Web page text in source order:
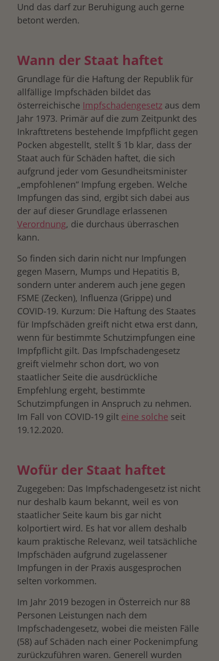
Und das darf zur Beruhigung auch gerne
betont werden.
Wann der Staat haftet
Grundlage für die Haftung der Republik für
allfällige Impfschäden bildet das
österreichische Impfschadengesetz aus dem
Jahr 1973. Primär auf die zum Zeitpunkt des
Inkrafttretens bestehende Impfpflicht gegen
Pocken abgestellt, stellt § 1b klar, dass der
Staat auch für Schäden haftet, die sich
aufgrund jeder vom Gesundheitsminister
„empfohlenen“ Impfung ergeben. Welche
Impfungen das sind, ergibt sich dabei aus
der auf dieser Grundlage erlassenen
Verordnung, die durchaus überraschen
kann.
So finden sich darin nicht nur Impfungen
gegen Masern, Mumps und Hepatitis B,
sondern unter anderem auch jene gegen
FSME (Zecken), Influenza (Grippe) und
COVID-19. Kurzum: Die Haftung des Staates
für Impfschäden greift nicht etwa erst dann,
wenn für bestimmte Schutzimpfungen eine
Impfpflicht gilt. Das Impfschadengesetz
greift vielmehr schon dort, wo von
staatlicher Seite die ausdrückliche
Empfehlung ergeht, bestimmte
Schutzimpfungen in Anspruch zu nehmen.
Im Fall von COVID-19 gilt eine solche seit
19.12.2020.
Wofür der Staat haftet
Zugegeben: Das Impfschadengesetz ist nicht
nur deshalb kaum bekannt, weil es von
staatlicher Seite kaum bis gar nicht
kolportiert wird. Es hat vor allem deshalb
kaum praktische Relevanz, weil tatsächliche
Impfschäden aufgrund zugelassener
Impfungen in der Praxis ausgesprochen
selten vorkommen.
Im Jahr 2019 bezogen in Österreich nur 88
Personen Leistungen nach dem
Impfschadengesetz, wobei die meisten Fälle
(58) auf Schäden nach einer Pockenimpfung
zurückzuführen waren. Generell wurden